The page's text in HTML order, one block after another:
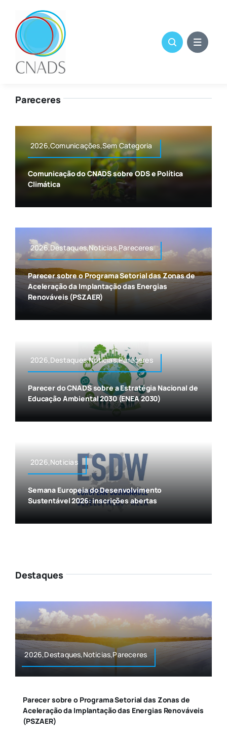
content
Pareceres
2026,Comunicações,Sem Categoria
Comunicação do CNADS sobre ODS e Política
Climática
2026,Destaques,Noticias,Pareceres
Parecer sobre o Programa Setorial das Zonas de
Aceleração da Implantação das Energias
Renováveis (PSZAER)
2026,Destaques,Noticias,Pareceres
Parecer do CNADS sobre a Estratégia Nacional de
Educação Ambiental 2030 (ENEA 2030)
2026,Noticias
Semana Europeia do Desenvolvimento
Sustentável 2026: inscrições abertas
Destaques
2026,Destaques,Noticias,Pareceres
Parecer sobre o Programa Setorial das Zonas de
Aceleração da Implantação das Energias Renováveis
(PSZAER)